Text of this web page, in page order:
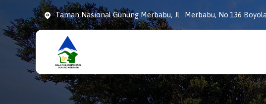
Taman Nasional Gunung Merbabu, Jl . Merbabu, No.136
Taman
Nasiona
Gunung
Merbabu
tngunungmerbabu,
tamannasional,
gunungmerbabu,